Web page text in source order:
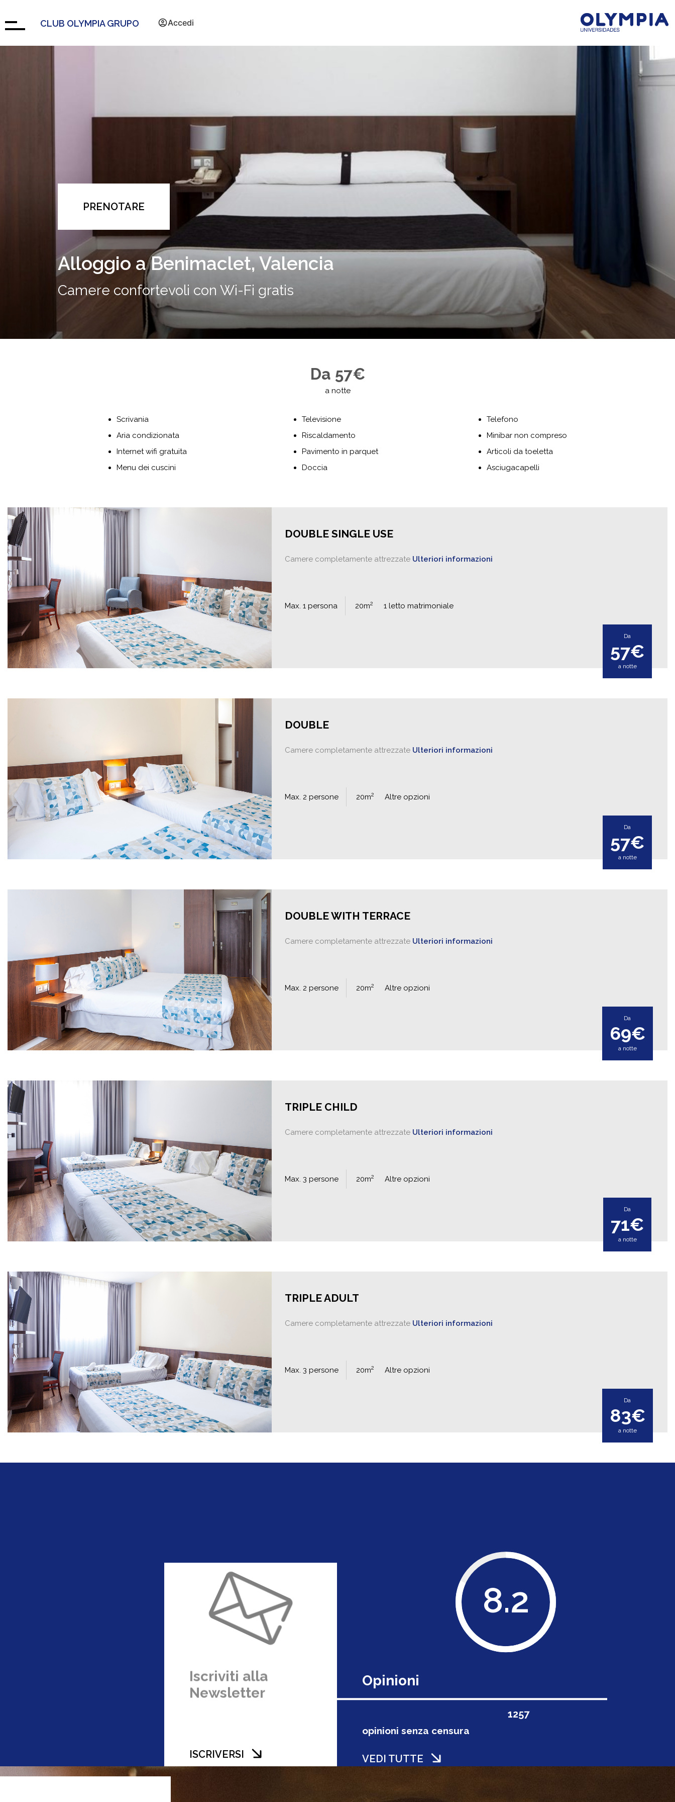
CLUB OLYMPIA GRUPO Accedi
PRENOTARE
Alloggio a Benimaclet, Valencia
Camere confortevoli con Wi-Fi gratis
Da 57€
a notte
Scrivania Televisione
Telefono
Aria condizionata
Riscaldamento
Minibar non compreso
Internet wifi gratuita
Pavimento in parquet
Articoli da toeletta
Menu dei cuscini
Doccia Asciugacapelli
DOUBLE SINGLE USE
Camere completamente attrezzate Ulteriori informazioni
Max. 1 persona 20m2 1 letto matrimoniale
Da
57€
a notte
DOUBLE
Camere completamente attrezzate Ulteriori informazioni
Max. 2 persone 20m2 Altre opzioni
Da
57€
a notte
DOUBLE WITH TERRACE
Camere completamente attrezzate Ulteriori informazioni
Max. 2 persone 20m2 Altre opzioni
Da
69€
a notte
TRIPLE CHILD
Camere completamente attrezzate Ulteriori informazioni
Max. 3 persone 20m2 Altre opzioni
Da
71€
a notte
TRIPLE ADULT
Camere completamente attrezzate Ulteriori informazioni
Max. 3 persone 20m2 Altre opzioni
Da
83€
a notte
Iscriviti alla
Newsletter
ISCRIVERSI
8.2
Opinioni
opinioni senza censura
1258
VEDI TUTTE